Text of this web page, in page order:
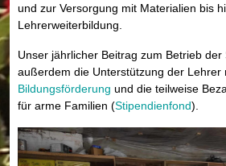
und zur Versorgung mit Materialien bis
Lehrerweiterbildung.
Unser jährlicher Beitrag zum Betrieb der
außerdem die Unterstützung der Lehrer
Bildungsförderung und die teilweise
für arme Familien (Stipendienfond).